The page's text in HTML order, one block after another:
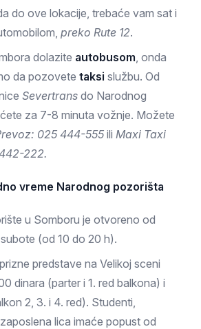
do ove lokacije, trebaće vam sat i
preko Rute 12.
dolazite autobusom, onda
da pozovete taksi službu. Od
Severtrans do Narodnog
za 7-8 minuta vožnje. Možete
025 444-555 ili Maxi Taxi
222.
vreme Narodnog pozorišta
u Somboru je otvoreno od
(od 10 do 20 h).
predstave na Velikoj sceni
dinara (parter i 1. red balkona) i
2, 3. i 4. red). Studenti,
lica imaće popust od